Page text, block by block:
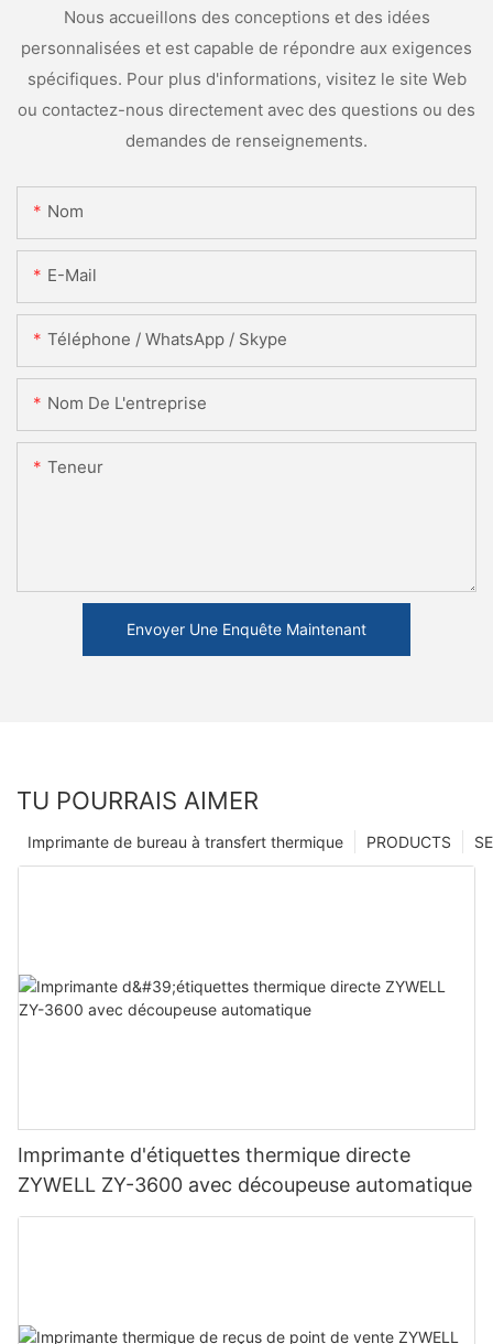
Nous accueillons des conceptions et des idées
personnalisées et est capable de répondre aux exigences
spécifiques. Pour plus d'informations, visitez le site Web
ou contactez-nous directement avec des questions ou des
demandes de renseignements.
Nom
E-Mail
Téléphone / WhatsApp / Skype
Nom De L'entreprise
Teneur
Envoyer Une Enquête Maintenant
TU POURRAIS AIMER
PRODUCTS
Imprimante de bureau à transfert thermique
Imprimante d'étiquettes thermique directe
ZYWELL ZY-3600 avec découpeuse automatique